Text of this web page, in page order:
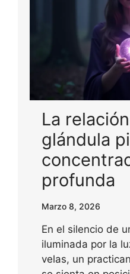
La
glándula
profunda
Marzo 8, 2026
En el silencio de
iluminada por la
velas, un